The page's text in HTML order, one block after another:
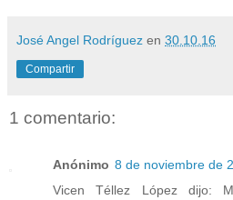
José Angel Rodríguez en 30.10.16
Compartir
1 comentario:
Anónimo 8 de noviembre de
Vicen Téllez López dijo: